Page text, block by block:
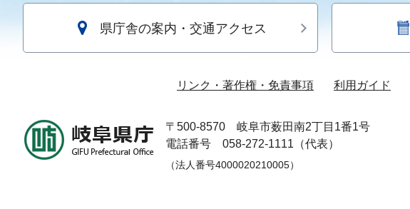
県庁舎の案内・交通アクセス
リンク・著作権・免責事項 利用ガイド
〒500-8570
岐阜市薮田南2丁目1番1号
電話番号 058-272-1111（代表）
（法人番号4000020210005）